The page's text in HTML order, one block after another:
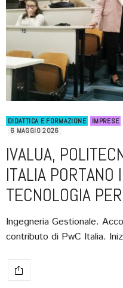
DIDATTICA E FORMAZIONE IMPRESE
6 MAGGIO 2026
IVALUA,
ITALIA PORTANO
TECNOLOGIA
Ingegneria Gestionale.
contributo di PwC Italia.